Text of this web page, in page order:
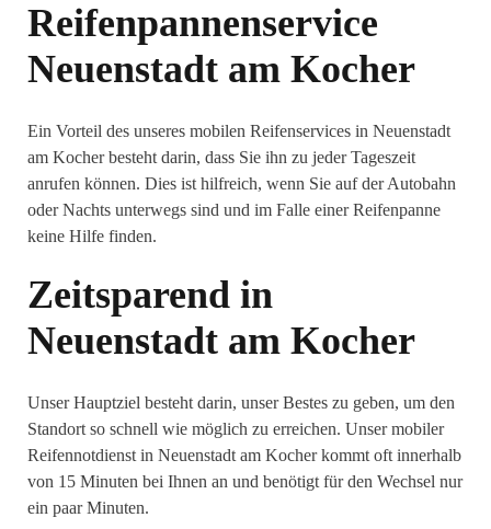
Reifenpannenservice
Neuenstadt am Kocher
Ein Vorteil des unseres mobilen Reifenservices in Neuenstadt
am Kocher besteht darin, dass Sie ihn zu jeder Tageszeit
anrufen können. Dies ist hilfreich, wenn Sie auf der Autobahn
oder Nachts unterwegs sind und im Falle einer Reifenpanne
keine Hilfe finden.
Zeitsparend in
Neuenstadt am Kocher
Unser Hauptziel besteht darin, unser Bestes zu geben, um den
Standort so schnell wie möglich zu erreichen. Unser mobiler
Reifennotdienst in Neuenstadt am Kocher kommt oft innerhalb
von 15 Minuten bei Ihnen an und benötigt für den Wechsel nur
ein paar Minuten.